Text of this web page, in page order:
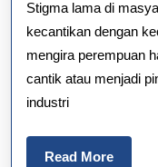
Stigma lama di
kecantikan dengan
mengira perempuan
cantik atau menjadi
industri
Read MoreRead